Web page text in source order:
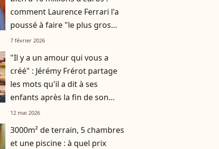
comment Laurence Ferrari l'a
poussé à faire "le plus gros
emprunt de sa vie"
7 février 2026
"Il y a un amour qui vous a
créé" : Jérémy Frérot partage
les mots qu'il a dit à ses
enfants après la fin de son
histoire avec leur mère Laure
Manaudou
12 mai 2026
3000m² de terrain, 5 chambres
et une piscine : à quel prix